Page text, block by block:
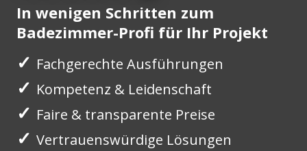
In wenigen Schritten zum
Badezimmer-Profi für Ihr Projekt
✓ Fachgerechte Ausführungen
✓ Kompetenz & Leidenschaft
✓ Faire & transparente Preise
✓ Vertrauenswürdige Lösungen